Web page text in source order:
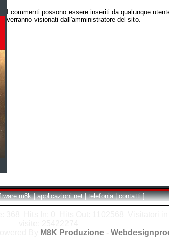
I commenti possono essere inseriti da qualunque
verranno visionati dall'amministratore del sito.
m8k | applicazioni net | telefonia | contatti ]
M8K Produzione-